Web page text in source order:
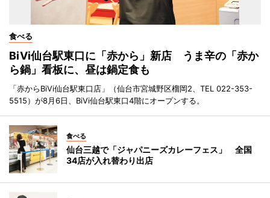
食べる
BiVi仙台駅東口に「赤から」新店 うま辛の「赤か
ら鍋」看板に、昼は鍋定食も
「赤からBiVi仙台駅東口店」（仙台市宮城野区榴岡2、TEL 022-353-
5515）が8月6日、BiVi仙台駅東口4階にオープンする。
食べる
仙台三越で「ジャパニーズカレーフェス」 全国
34店が入れ替わり出店